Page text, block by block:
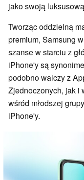
jako swoją
Tworząc oddzielną
premium, Samsung
szanse w starciu z
iPhone'y są
podobno walczy z
Zjednoczonych, jak i
wśród młodszej
iPhone'y.